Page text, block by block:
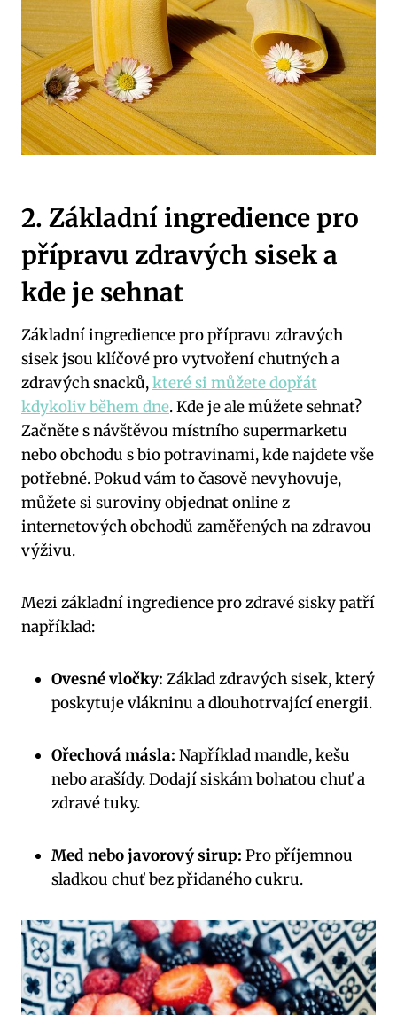
2. Základní ingredience pro
přípravu zdravých sisek a
kde je sehnat
Základní ingredience pro přípravu zdravých
sisek jsou klíčové pro vytvoření chutných a
zdravých snacků,které si můžete dopřát
kdykoliv během dne. Kde je ale můžete sehnat?
Začněte s návštěvou místního supermarketu
nebo obchodu s bio potravinami, kde najdete vše
potřebné. Pokud vám to časově nevyhovuje,
můžete si suroviny objednat online z
internetových obchodů zaměřených na zdravou
výživu.
Mezi základní ingredience pro zdravé sisky patří
například:
Ovesné vločky: Základ zdravých sisek, který
poskytuje vlákninu a dlouhotrvající energii.
Ořechová másla: Například mandle, kešu
nebo arašídy. Dodají siskám bohatou chuť a
zdravé tuky.
Med nebo javorový sirup: Pro příjemnou
sladkou chuť bez přidaného cukru.